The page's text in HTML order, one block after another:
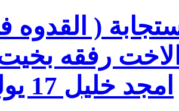
( القدوه
رفقه
امجد خليل 17 يوليو 2025